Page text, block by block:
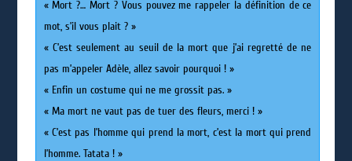
« Mort ?… Mort ? Vous pouvez me rappeler la définition de ce
mot, s’il vous plait ? »
« C’est seulement au seuil de la mort que j’ai regretté de ne
pas m’appeler Adèle, allez savoir pourquoi ! »
« Enfin un costume qui ne me grossit pas. »
« Ma mort ne vaut pas de tuer des fleurs, merci ! »
« C’est pas l’homme qui prend la mort, c’est la mort qui prend
l’homme. Tatata ! »